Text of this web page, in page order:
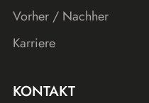
Vorher / Nachher
Karriere
KONTAKT